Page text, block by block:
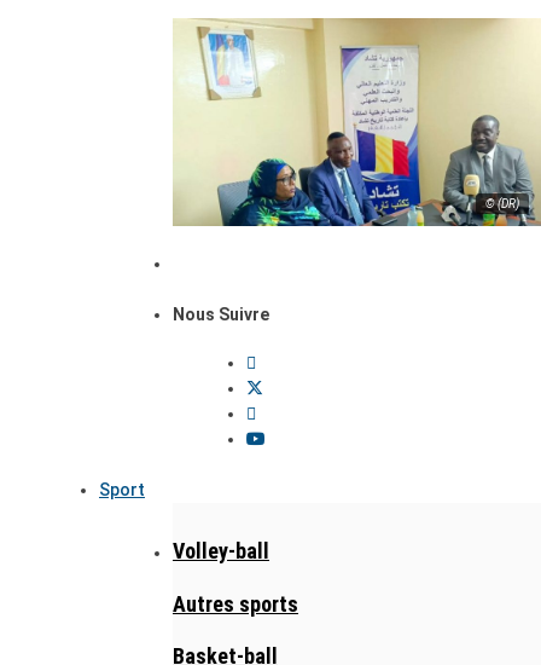
© (DR)
Nous Suivre
Sport
Volley-ball
Autres sports
Basket-ball